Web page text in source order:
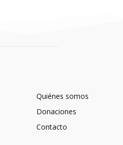
Quiénes somos
Donaciones
Contacto